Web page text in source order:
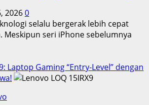
20260
selalu bergerak lebih cepat
Meskipun seri iPhone sebelumnya
Laptop Gaming “Entry-Level” dengan